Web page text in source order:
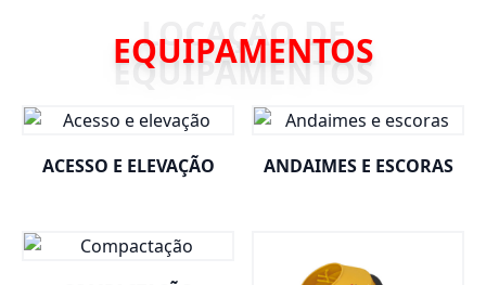
EQUIPAMENTOS
ACESSO E ELEVAÇÃO ANDAIMES E ESCORAS